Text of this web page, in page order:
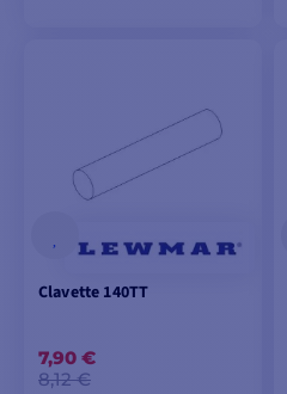
Clavette 140TT
7,90 €
8,12 €